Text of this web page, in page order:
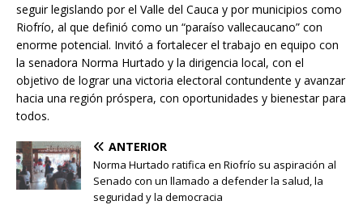
seguir legislando por el Valle del Cauca y por municipios como
Riofrío, al que definió como un “paraíso vallecaucano” con
enorme potencial. Invitó a fortalecer el trabajo en equipo con
la senadora Norma Hurtado y la dirigencia local, con el
objetivo de lograr una victoria electoral contundente y avanzar
hacia una región próspera, con oportunidades y bienestar para
todos.
ANTERIOR
Norma Hurtado ratifica en Riofrío su aspiración al
Senado con un llamado a defender la salud, la
seguridad y la democracia